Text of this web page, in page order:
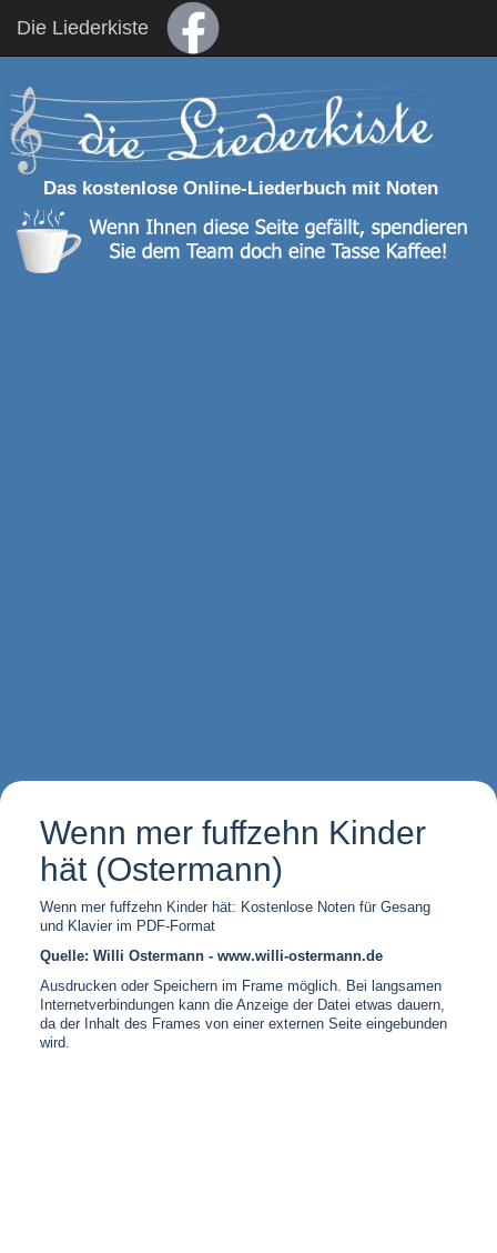
Die Liederkiste
Das kostenlose Online-Liederbuch mit Noten
Wenn mer fuffzehn Kinder
hät (Ostermann)
Wenn mer fuffzehn Kinder hät: Kostenlose Noten für Gesang
und Klavier im PDF-Format
Quelle: Willi Ostermann - www.willi-ostermann.de
Ausdrucken oder Speichern im Frame möglich. Bei langsamen
Internetverbindungen kann die Anzeige der Datei etwas dauern,
da der Inhalt des Frames von einer externen Seite eingebunden
wird.